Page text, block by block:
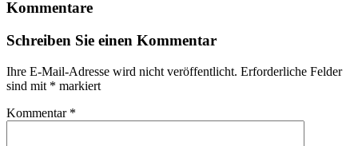
Kommentare
Schreiben Sie einen Kommentar
Ihre E-Mail-Adresse wird nicht veröffentlicht. Erforderliche Felder
sind mit * markiert
Kommentar *